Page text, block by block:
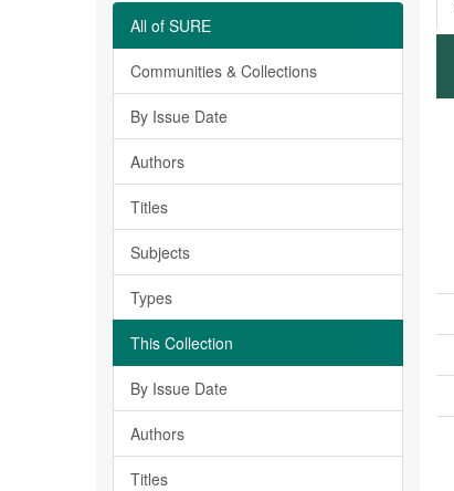
All of SURE
Communities & Collections
By Issue Date
Authors
Titles
Subjects
Types
This Collection
By Issue Date
Authors
Titles